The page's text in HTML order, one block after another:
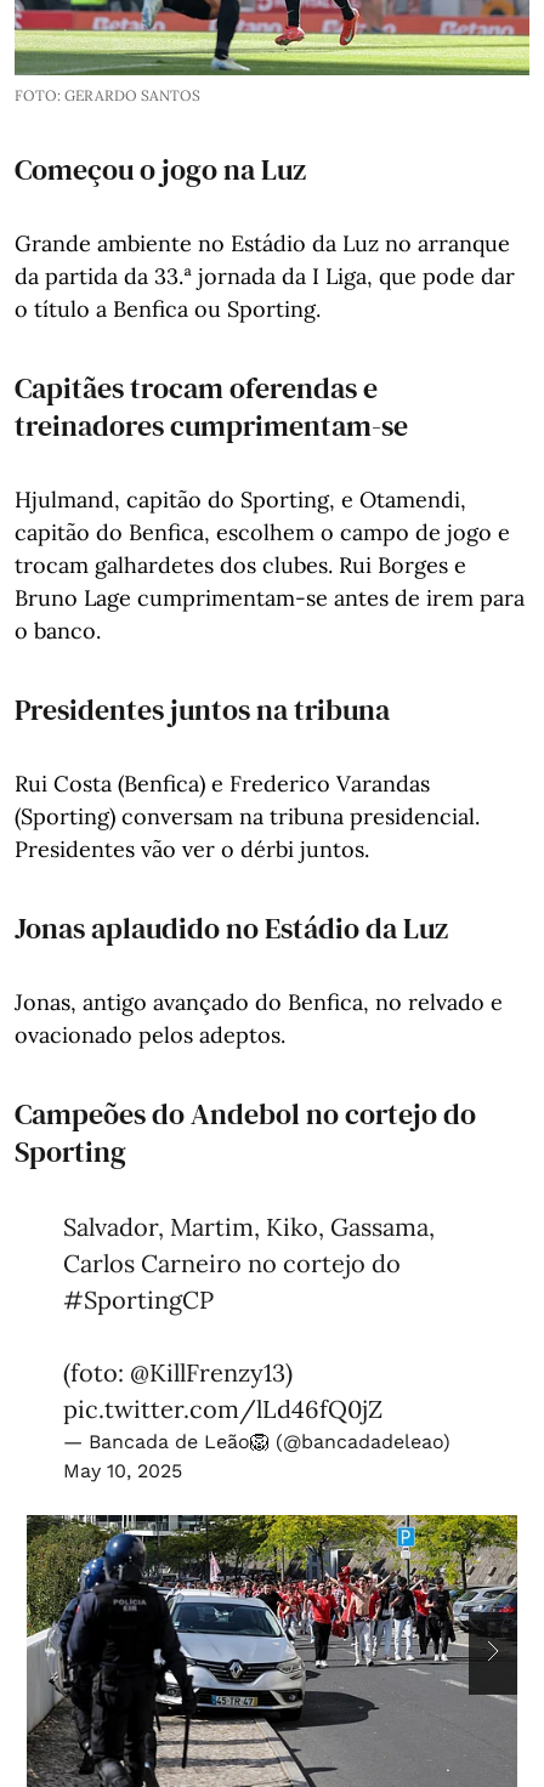
FOTO: GERARDO SANTOS
Começou o jogo na Luz
Grande ambiente no Estádio da Luz no arranque
da partida da 33.ª jornada da I Liga, que pode dar
o título a Benfica ou Sporting.
Capitães trocam oferendas e
treinadores cumprimentam-se
Hjulmand, capitão do Sporting, e Otamendi,
capitão do Benfica, escolhem o campo de jogo e
trocam galhardetes dos clubes. Rui Borges e
Bruno Lage cumprimentam-se antes de irem para
o banco.
Presidentes juntos na tribuna
Rui Costa (Benfica) e Frederico Varandas
(Sporting) conversam na tribuna presidencial.
Presidentes vão ver o dérbi juntos.
Jonas aplaudido no Estádio da Luz
Jonas, antigo avançado do Benfica, no relvado e
ovacionado pelos adeptos.
Campeões do Andebol no cortejo do
Sporting
Salvador, Martim, Kiko, Gassama,
Carlos Carneiro no cortejo do
#SportingCP
(foto: @KillFrenzy13)
pic.twitter.com/lLd46fQ0jZ
— Bancada de Leão🦁 (@bancadadeleao)
May 10, 2025